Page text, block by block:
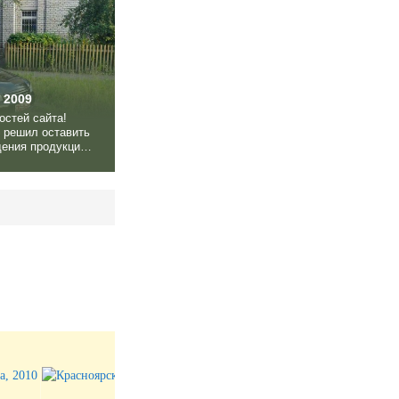
сайта!
оставить
продукции
Я первый и